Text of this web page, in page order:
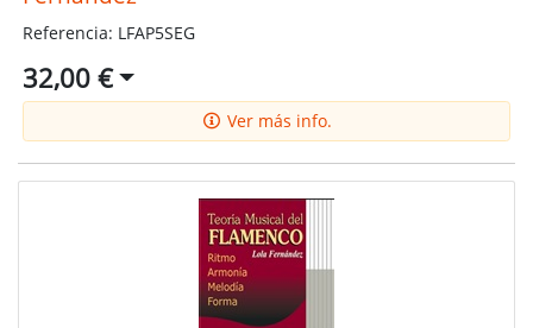
Referencia: LFAP5SEG
32,00 €
Ver más info.